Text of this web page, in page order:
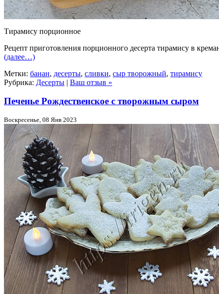
Тирамису порционное
Рецепт приготовления порционного десерта тирамису в
(далее…)
Метки: банан, десерты, сливки, сыр творожный, тирамису
Рубрика: Десерты | Ваш отзыв »
Печенье Рождественское с творожным сыром
Воскресенье, 08 Янв 2023